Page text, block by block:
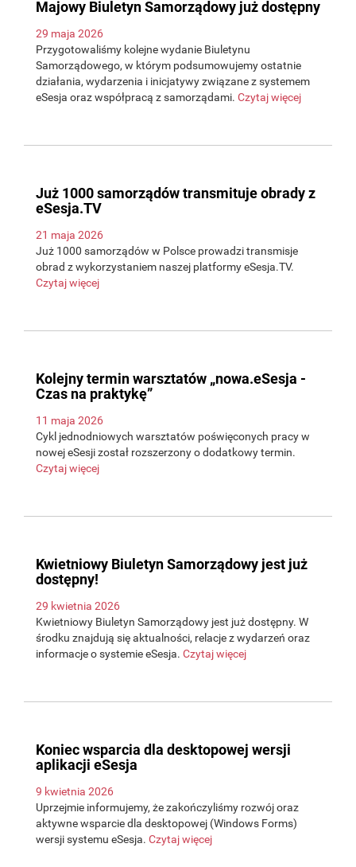
Majowy Biuletyn Samorządowy już dostępny
29 maja 2026
Przygotowaliśmy kolejne wydanie Biuletynu
Samorządowego, w którym podsumowujemy ostatnie
działania, wydarzenia i inicjatywy związane z systemem
eSesja oraz współpracą z samorządami. Czytaj więcej
Już 1000 samorządów transmituje obrady z
eSesja.TV
21 maja 2026
Już 1000 samorządów w Polsce prowadzi transmisje
obrad z wykorzystaniem naszej platformy eSesja.TV.
Czytaj więcej
Kolejny termin warsztatów „nowa.eSesja -
Czas na praktykę”
11 maja 2026
Cykl jednodniowych warsztatów poświęconych pracy w
nowej eSesji został rozszerzony o dodatkowy termin.
Czytaj więcej
Kwietniowy Biuletyn Samorządowy jest już
dostępny!
29 kwietnia 2026
Kwietniowy Biuletyn Samorządowy jest już dostępny. W
środku znajdują się aktualności, relacje z wydarzeń oraz
informacje o systemie eSesja. Czytaj więcej
Koniec wsparcia dla desktopowej wersji
aplikacji eSesja
9 kwietnia 2026
Uprzejmie informujemy, że zakończyliśmy rozwój oraz
aktywne wsparcie dla desktopowej (Windows Forms)
wersji systemu eSesja. Czytaj więcej